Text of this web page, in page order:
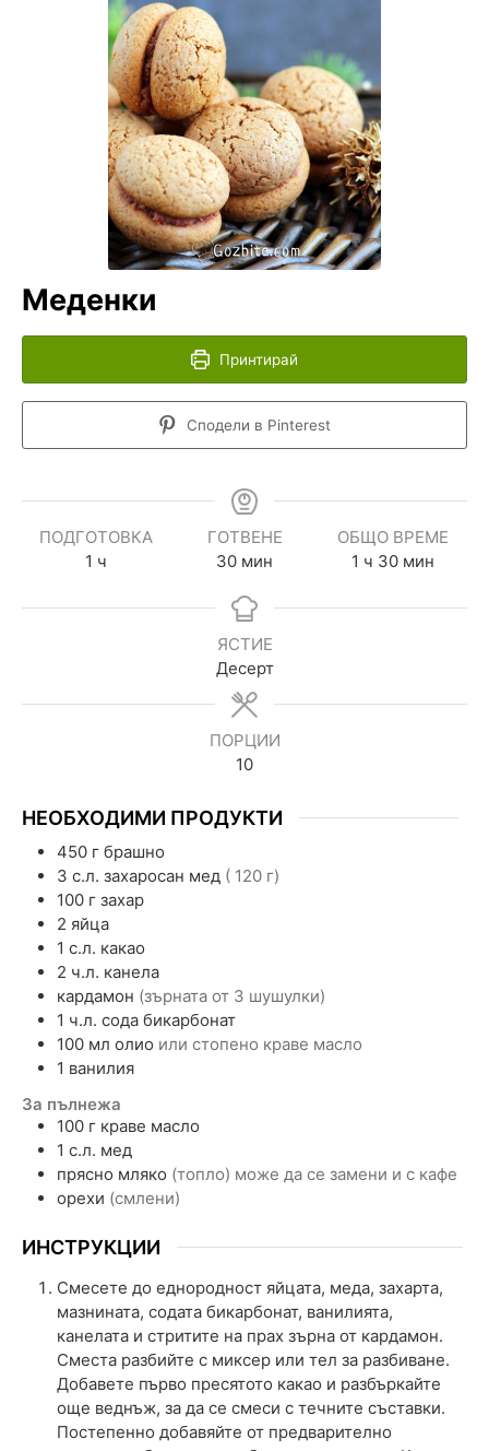
Меденки
Принтирай
Сподели в Pinterest
ПОДГОТОВКА
1 ч
ГОТВЕНЕ
30 мин
ОБЩО ВРЕМЕ
1 ч 30 мин
ЯСТИЕ
Десерт
ПОРЦИИ
10
НЕОБХОДИМИ ПРОДУКТИ
450 г брашно
3 с.л. захаросан мед ( 120 г)
100 г захар
2 яйца
1 с.л. какао
2 ч.л. канела
кардамон (зърната от 3 шушулки)
1 ч.л. сода бикарбонат
100 мл олио или стопено краве масло
1 ванилия
За пълнежа
100 г краве масло
1 с.л. мед
прясно мляко (топло) може да се замени и с кафе
орехи (смлени)
ИНСТРУКЦИИ
Смесете до еднородност яйцата, меда, захарта,
мазнината, содата бикарбонат, ванилията,
канелата и стритите на прах зърна от кардамон.
Сместа разбийте с миксер или тел за разбиване.
Добавете първо пресятото какао и разбъркайте
още веднъж, за да се смеси с течните съставки.
Постепенно добавяйте от предварително